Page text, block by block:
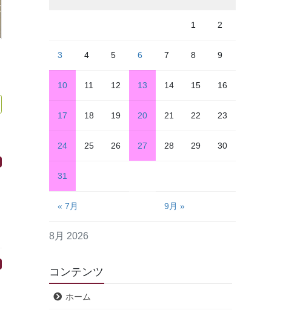
8月 2026
1 2
3 4 5 6 7 8 9
10 11 12 13 14 15 16
17 18 19 20 21 22 23
24 25 26 27 28 29 30
31
« 7月 9月 »
コンテンツ
ホーム